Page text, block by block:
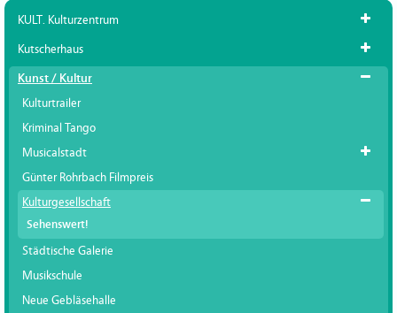
KULT. Kulturzentrum
Kutscherhaus
Kunst / Kultur
Kulturtrailer
Kriminal Tango
Musicalstadt
Günter Rohrbach Filmpreis
Kulturgesellschaft
Sehenswert!
Städtische Galerie
Musikschule
Neue Gebläsehalle